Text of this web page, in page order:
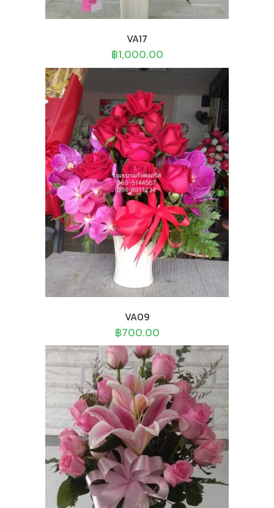
VA17
฿1,000.00
VA09
฿700.00